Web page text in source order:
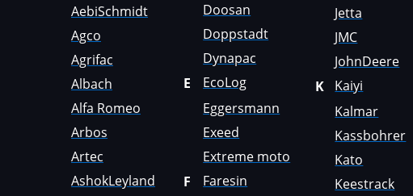
Dynapac
EcoLog
Eggersmann
Exeed
Extreme moto
Faresin
AebiSchmidt
Agco
Agrifac
Albach
Alfa Romeo
Arbos
Artec
AshokLeyland
Doosan
Doppstadt
Dynapac
E
EcoLog
Eggersmann
Exeed
Extreme moto
F
Faresin
Jetta
JMC
JohnDeere
K
Kaiyi
Kalmar
Kassbohrer
Kato
Keestrack